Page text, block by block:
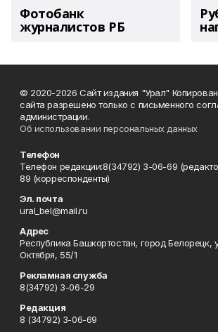
Фотобанк
журналистов РБ
© 2020-2026 Сайт издания "Урал"
сайта разрешено только с письменного
администрации.
Об использовании персональных данных
Телефон
Телефон редакции:8(34792) 3-06-69
89 (корреспонденты)
Эл. почта
ural_bel@mail.ru
Адрес
Республика Башкортостан, город Белорецк,
Октября, 55/1
Рекламная служба
8(34792) 3-06-29
Редакция
8 (34792) 3-06-69